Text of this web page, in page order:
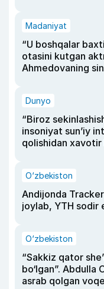
Madaniyat
“U boshqalar
otasini kutgan
Ahmedovaning
Dunyo
“Biroz
insoniyat sun’iy
qolishidan
O‘zbekiston
Andijonda
joylab, YTH sodir
O‘zbekiston
“Sakkiz qator
bo‘lgan”.
asrab qolgan